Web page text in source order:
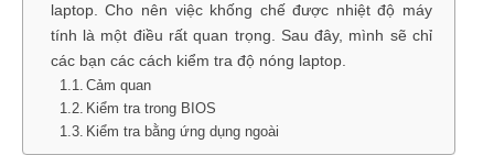
laptop. Cho nên việc khống chế được nhiệt độ máy
tính là một điều rất quan trọng. Sau đây, mình sẽ chỉ
các bạn các cách kiểm tra độ nóng laptop.
Cảm quan
Kiểm tra trong BIOS
Kiểm tra bằng ứng dụng ngoài